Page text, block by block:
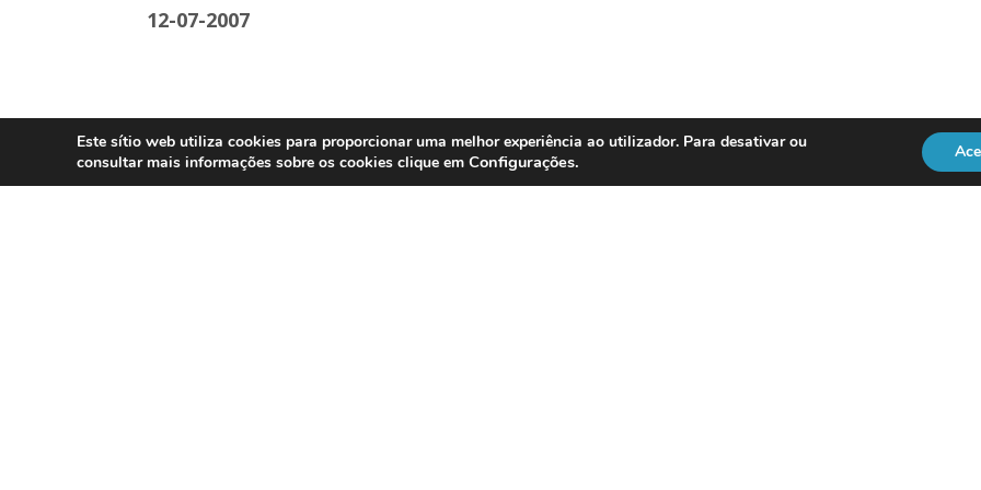
12-07-2007
Este sítio web utiliza cookies para proporcionar uma melhor experiência ao utilizador. Para desativar ou
consultar mais informações sobre os cookies clique em Configurações.